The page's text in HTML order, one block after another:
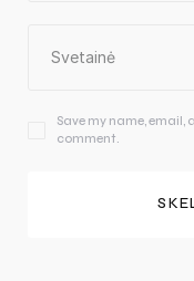
Save my name, email,
comment.